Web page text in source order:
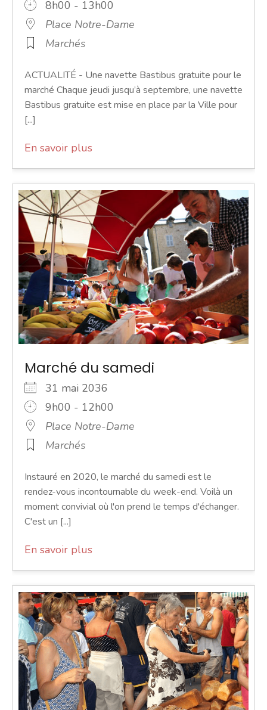
8h00 - 13h00
Place Notre-Dame
Marchés
ACTUALITÉ - Une navette Bastibus gratuite pour le
marché Chaque jeudi jusqu’à septembre, une navette
Bastibus gratuite est mise en place par la Ville pour
[...]
En savoir plus
Marché du samedi
31 mai 2036
9h00 - 12h00
Place Notre-Dame
Marchés
Instauré en 2020, le marché du samedi est le
rendez-vous incontournable du week-end. Voilà un
moment convivial où l'on prend le temps d'échanger.
C'est un [...]
En savoir plus